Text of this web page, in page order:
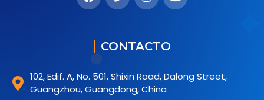
CONTACTO
102, Edif. A, No. 501, Shixin Road, Dalong Street,
Guangzhou, Guangdong, China